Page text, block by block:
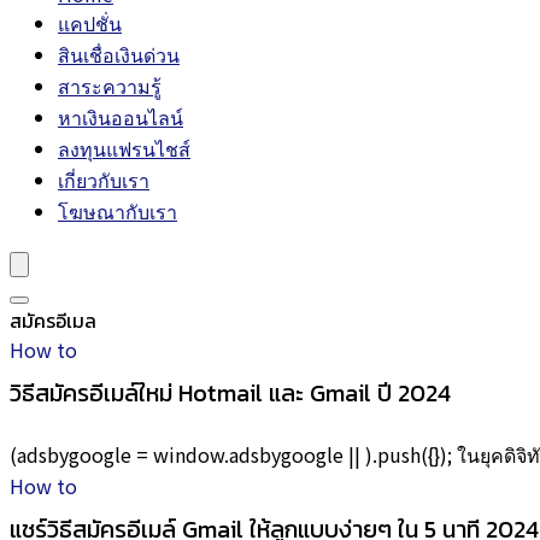
แคปชั่น
สินเชื่อเงินด่วน
สาระความรู้
หาเงินออนไลน์
ลงทุนแฟรนไชส์
เกี่ยวกับเรา
โฆษณากับเรา
สมัครอีเมล
How to
วิธีสมัครอีเมล์ใหม่ Hotmail และ Gmail ปี 2024
(adsbygoogle = window.adsbygoogle || ).push({}); ในยุคดิจิ
How to
แชร์วิธีสมัครอีเมล์ Gmail ให้ลูกแบบง่ายๆ ใน 5 นาที 2024